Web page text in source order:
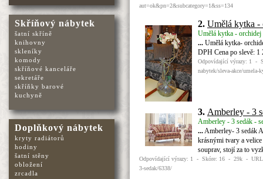
aut=ok&pn=2&subcategory=1&ss=134
2. Umělá kytka -
Umělá kytka -
...Umělá kytka-
DPH Cena po slevě:
Odpovídající výrazy: 1 -
nabytek/sleva-akce/umela-
3. Amberley - 3
Amberley - 3 sedák -
...Amberley- 3 sedák
krásnými tvary a
souprav, stojí za to
Odpovídající výrazy: 1 - Skóre: 16 - 29k - URL:
3-sedak/6338/
Skříňový nábytek
šatní skříně
knihovny
skleníky
komody
skříňové kanceláře
sekretáře
skříňky barové
kuchyně
Doplňkový nábytek
kryty radiátorů
hodiny
šatní stěny
obložení
zrcadla